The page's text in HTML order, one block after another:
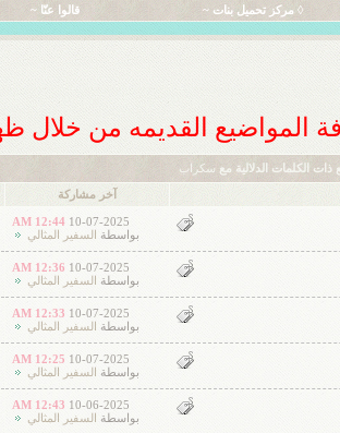
◊ مركز تحميل بنات ~ قالوا عنّا ~
المواضيع القديمه من خلال
ذات الكلمات الدلالية مع سكراب
آخر مشاركة
10-07-2025
12:44 AM
بواسطة
السفير المثالي
10-07-2025
12:36 AM
بواسطة
السفير المثالي
10-07-2025
12:33 AM
بواسطة
السفير المثالي
10-07-2025
12:25 AM
بواسطة
السفير المثالي
10-06-2025
12:43 AM
بواسطة
السفير المثالي